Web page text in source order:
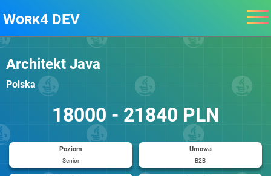
Work4 DEV
Architekt Java
Polska
18000 - 21840 PLN
Poziom
Senior
Umowa
B2B